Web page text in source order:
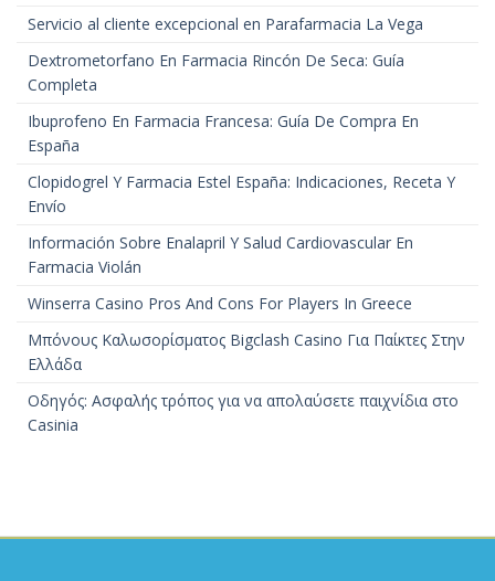
Servicio al cliente excepcional en Parafarmacia La Vega
Dextrometorfano En Farmacia Rincón De Seca: Guía
Completa
Ibuprofeno En Farmacia Francesa: Guía De Compra En
España
Clopidogrel Y Farmacia Estel España: Indicaciones, Receta Y
Envío
Información Sobre Enalapril Y Salud Cardiovascular En
Farmacia Violán
Winserra Casino Pros And Cons For Players In Greece
Μπόνους Καλωσορίσματος Bigclash Casino Για Παίκτες Στην
Ελλάδα
Οδηγός: Ασφαλής τρόπος για να απολαύσετε παιχνίδια στο
Casinia